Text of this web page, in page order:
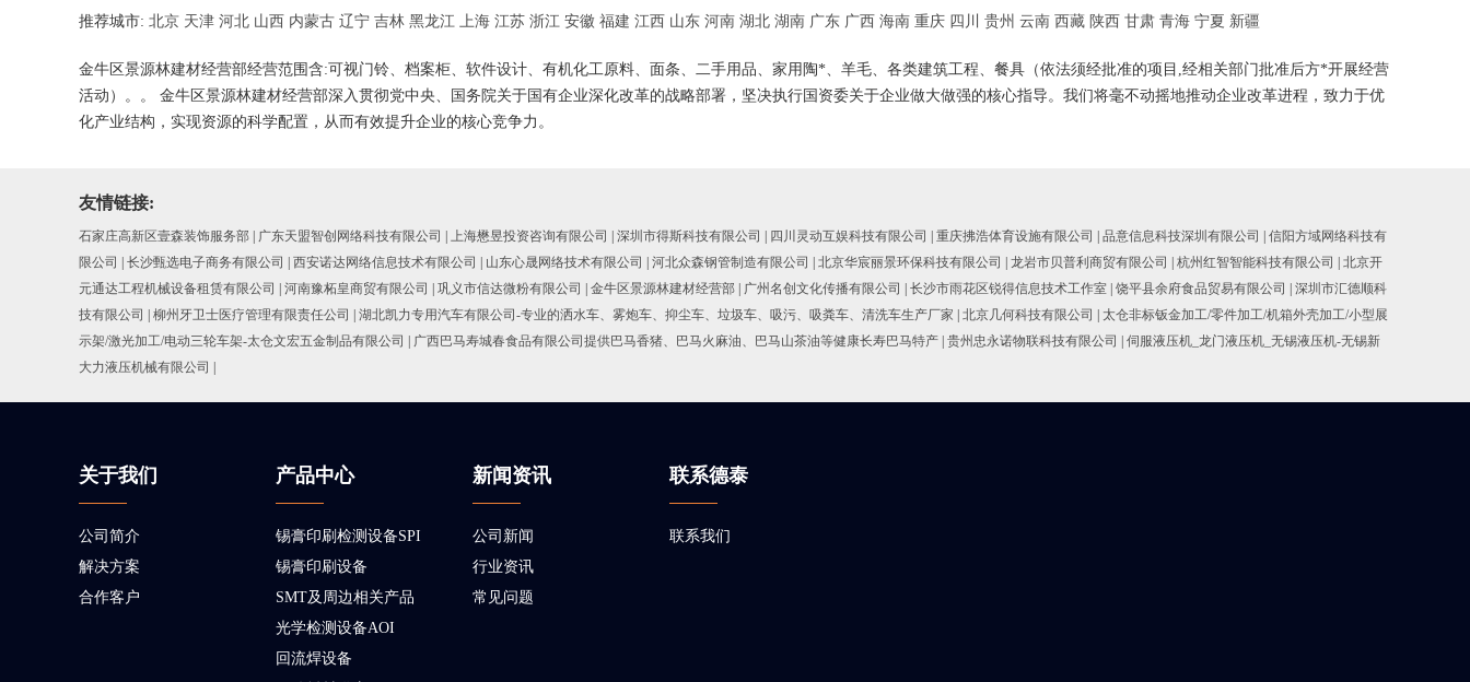
推荐城市: 北京 天津 河北 山西 内蒙古 辽宁 吉林 黑龙江 上海 江苏 浙江 安徽 福建 江西 山东 河南 湖北 湖南 广东 广西 海南 重庆 四川 贵州 云南 西藏 陕西 甘肃 青海 宁夏 新疆
金牛区景源林建材经营部经营范围含:可视门铃、档案柜、软件设计、有机化工原料、面条、二手用品、家用陶*、羊毛、各类建筑工程、餐具（依法须经批准的项目,经相关部门批准后方*开展经营
活动）。。 金牛区景源林建材经营部深入贯彻党中央、国务院关于国有企业深化改革的战略部署，坚决执行国资委关于企业做大做强的核心指导。我们将毫不动摇地推动企业改革进程，致力于优
化产业结构，实现资源的科学配置，从而有效提升企业的核心竞争力。
友情链接:
石家庄高新区壹森装饰服务部 广东天盟智创网络科技有限公司 上海懋昱投资咨询有限公司 深圳市得斯科技有限公司 四川灵动互娱科技有限公司 重庆拂浩体育设施有限公司 品意信息科技深圳有限公司
信阳方域网络科技有
限公司
长沙甄选电子商务有限公司 西安诺达网络信息技术有限公司 山东心晟网络技术有限公司 河北众森钢管制造有限公司 北京华宸丽景环保科技有限公司 龙岩市贝普利商贸有限公司 杭州红智智能科技有限公司
北京开
元通达工程机械设备租赁有限公司
河南豫柘皇商贸有限公司 巩义市信达微粉有限公司 金牛区景源林建材经营部 广州名创文化传播有限公司 长沙市雨花区锐得信息技术工作室 饶平县余府食品贸易有限公司
深圳市汇德顺科
技有限公司
柳州牙卫士医疗管理有限责任公司 湖北凯力专用汽车有限公司-专业的洒水车、雾炮车、抑尘车、垃圾车、吸污、吸粪车、清洗车生产厂家 北京几何科技有限公司
太仓非标钣金加工/零件加工/机箱外壳加工/小型展
示架/激光加工/电动三轮车架-太仓文宏五金制品有限公司
广西巴马寿城春食品有限公司提供巴马香猪、巴马火麻油、巴马山茶油等健康长寿巴马特产 贵州忠永诺物联科技有限公司
伺服液压机_龙门液压机_无锡液压机-无锡新
大力液压机械有限公司
关于我们
公司简介
解决方案
合作客户
产品中心
锡膏印刷检测设备SPI
锡膏印刷设备
SMT及周边相关产品
光学检测设备AOI
回流焊设备
新闻资讯
公司新闻
行业资讯
常见问题
联系德泰
联系我们